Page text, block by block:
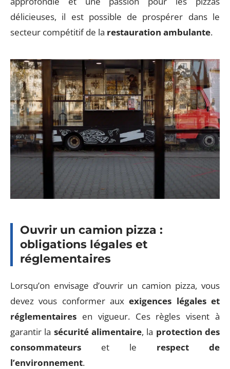
délicieuses, il est possible de prospérer dans le
secteur compétitif de la restauration ambulante.
Ouvrir un camion pizza :
obligations légales et
réglementaires
Lorsqu’on envisage d’ouvrir un camion pizza, vous
devez vous conformer auxexigences légales et
réglementaires en vigueur. Ces règles visent à
garantir la sécurité alimentaire, la protection des
consommateurs et le respect de
l’environnement.